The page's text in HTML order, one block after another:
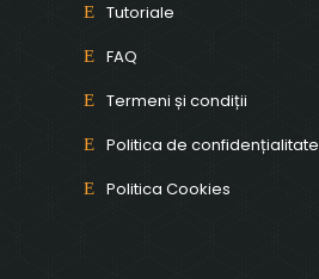
Tutoriale
FAQ
Termeni și condiții
Politica de confidențialitate
Politica Cookies